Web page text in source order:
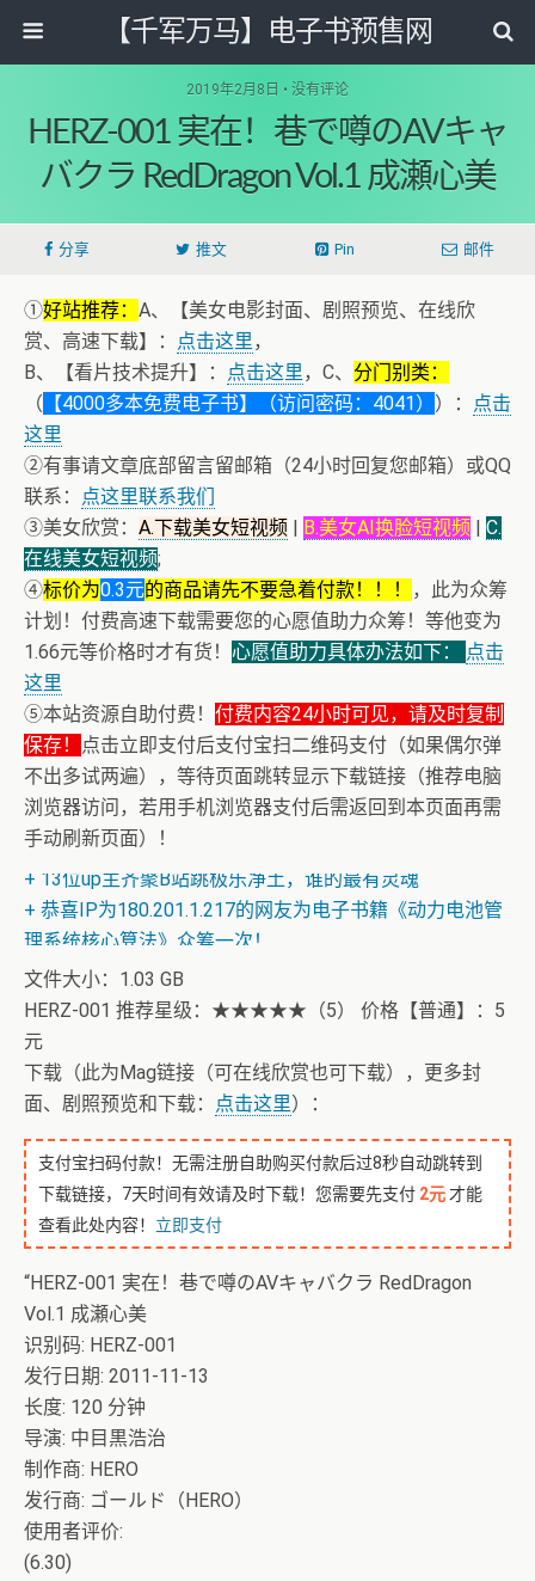
【千军万马】电子书预售网
2019年2月8日 • 没有评论
HERZ-001 実在！巷で噂のAVキャ
バクラ RedDragon Vol.1 成瀬心美
分享 推文 Pin 邮件
①好站推荐： A、【美女电影封面、剧照预览、在线欣
赏、高速下载】：
点击这里，
B、【看片技术提升】：
点击这里，C、 分门别类：
（ 【4000多本免费电子书】（访问密码：4041） ）：
点击
这里
②有事请文章底部留言留邮箱（24小时回复您邮箱）或QQ
联系：
点这里联系我们
③美女欣赏： A.下载美女短视频 | B.美女AI换脸短视频 | C.
在线美女短视频;
④标价为0.3元的商品请先不要急着付款！！！
，此为众筹
计划！付费高速下载需要您的心愿值助力众筹！等他变为
1.66元等价格时才有货！ 心愿值助力具体办法如下：
点击
这里
⑤本站资源自助付费！ 付费内容24小时可见，请及时复制
保存！
点击立即支付后支付宝扫二维码支付（如果偶尔弹
不出多试两遍），等待页面跳转显示下载链接（推荐电脑
浏览器访问，若用手机浏览器支付后需返回到本页面再需
手动刷新页面）！
+ 恭喜IP为180.201.1.217的网友为电子书籍《动力电池管
理系统核心算法》众筹一次！
+ 13位up主齐聚B站跳极乐净土，谁的最有灵魂
+ 恭喜IP为180.201.1.217的网友为电子书籍《动力电池管
理系统核心算法》众筹一次！
文件大小：1.03 GB
HERZ-001 推荐星级：★★★★★（5） 价格【普通】：5
元
下载（此为Mag链接（可在线欣赏也可下载），更多封
面、剧照预览和下载：
点击这里）：
支付宝扫码付款！无需注册自助购买付款后过8秒自动跳转到
下载链接，7天时间有效请及时下载！您需要先支付 2元 才能
查看此处内容！ 立即支付
“HERZ-001 実在！巷で噂のAVキャバクラ RedDragon
Vol.1 成瀬心美
识别码: HERZ-001
发行日期: 2011-11-13
长度: 120 分钟
导演: 中目黒浩治
制作商: HERO
发行商: ゴールド（HERO）
使用者评价:
(6.30)